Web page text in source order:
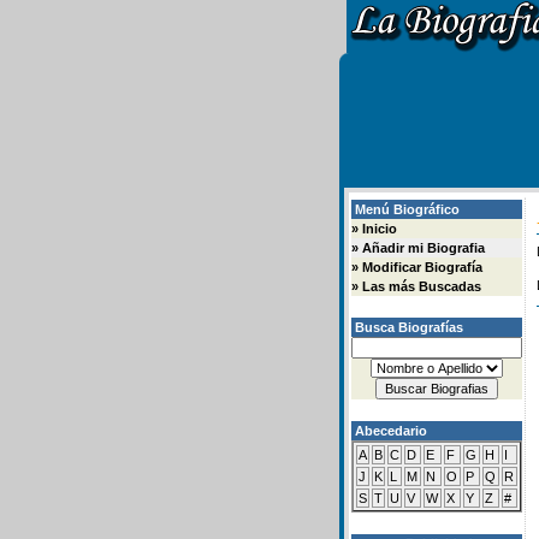
Menú Biográfico
» Inicio
» Añadir mi Biografia
» Modificar Biografía
» Las más Buscadas
Busca Biografías
Abecedario
A B C D E F G H
I
J
K L M N O P Q
R
S T U V W X Y Z #